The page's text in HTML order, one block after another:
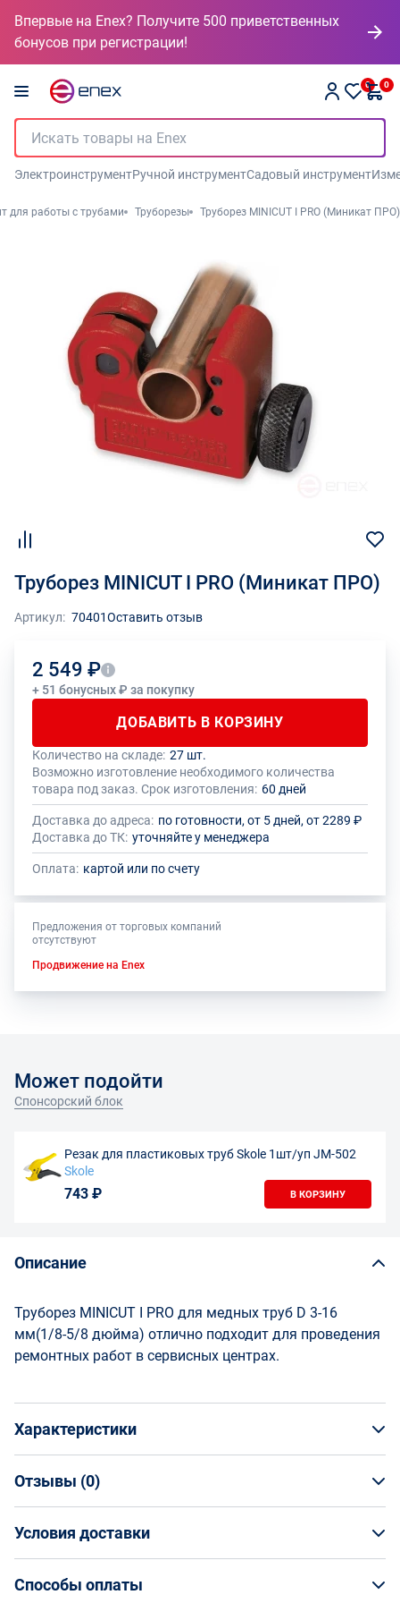
Впервые на Enex? Получите 500 приветственных
бонусов при регистрации!
0 0
ЭлектроинструментРучной инструментСадовый инструмент
для работы с трубами Труборезы Труборез MINICUT I PRO (Миникат ПРО)
Труборез MINICUT I PRO (Миникат ПРО)
Артикул: 70401Оставить отзыв
2 549 ₽
+ 51 бонусных ₽ за покупку
ДОБАВИТЬ В КОРЗИНУ
Общее количество данного товара должно быть кратно размеру
упаковки (1 шт.)
На данный товар производителем установлено ограничение по
размеру минимального заказа
Количество на складе: 27 шт.
Возможно изготовление необходимого количества
товара под заказ. Срок изготовления: 60 дней
Доставка до адреса: по готовности, от 5 дней, от 2289 ₽
Доставка до ТК: уточняйте у менеджера
Оплата: картой или по счету
Предложения от торговых компаний
отсутствуют
Продвижение на Enex
Может подойти
Спонсорский блок
Резак для пластиковых труб Skole 1шт/уп JM-502
Skole
743 ₽ В КОРЗИНУ
Описание
Труборез MINICUT I PRO для медных труб D 3-16
мм(1/8-5/8 дюйма) отлично подходит для проведения
ремонтных работ в сервисных центрах.
Характеристики
Общая информация
ROTHENBERGER
Артикул
70401
Отзывы (0)
НАПИСАТЬ ОТЗЫВ
Условия доставки
Условия доставки
Способы оплаты